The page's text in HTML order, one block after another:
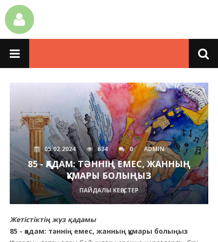
05.02.2024 634 0 ADMIN
85 - ҚАДАМ: ТӘННІҢ ЕМЕС, ЖАННЫҢ
ҚҰМАРЫ БОЛЫҢЫЗ
ПАЙДАЛЫ КЕҢЕСТЕР
Жетістіктің жүз қадамы
85 - қадам: тәннің емес, жанның құмары болыңыз